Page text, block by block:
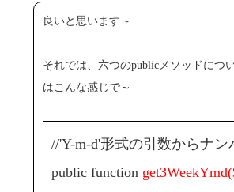
良いと思います～
それでは、六つのpublicメソッドにつ
はこんな感じで～
//'Y-m-d'形式の引数からナ
public function